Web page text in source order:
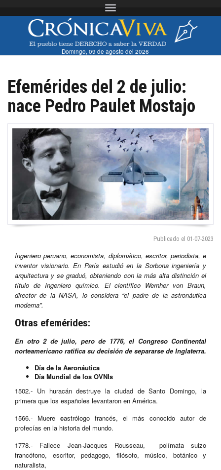
Toggle navigation
Domingo, 09 de agosto del 2026
Efemérides del 2 de julio:
nace Pedro Paulet Mostajo
Publicado el 01-07-2023
Ingeniero peruano, economista, diplomático, escritor, periodista, e
inventor visionario. En París estudió en la Sorbona ingeniería y
arquitectura y se graduó, obteniendo con la más alta distinción el
título de Ingeniero químico. El científico Wernher von Braun,
director de la NASA, lo considera “el padre de la astronáutica
moderna”.
Otras efemérides:
En otro 2 de julio, pero de 1776, el Congreso Continental
norteamericano ratifica su decisión de separarse de Inglaterra.
Día de la Aeronáutica
Día Mundial de los OVNIs
1502.- Un huracán destruye la ciudad de Santo Domingo, la
primera que los españoles levantaron en América.
1566.- Muere castrólogo francés, el más conocido autor de
profecías en la historia del mundo.
1778.- Fallece Jean-Jacques Rousseau, polímata suizo
francófono, escritor, pedagogo, filósofo, músico, botánico y
naturalista,